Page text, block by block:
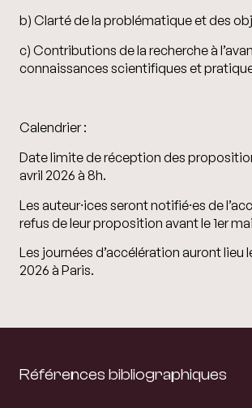
b) Clarté de la problématique et des
c) Contributions de la recherche à
connaissances scientifiques et
Calendrier :
Date limite de réception des
avril 2026 à 8h.
Les auteur⸱ices seront notifié⸱es de
refus de leur proposition avant le 1er
Les journées d’accélération auront lieu
2026 à Paris.
Références bibliographiques